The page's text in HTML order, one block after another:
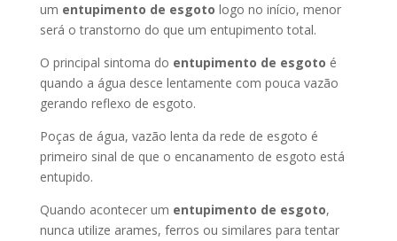
um entupimento de esgoto logo no início, menor
será o transtorno do que um entupimento total.
O principal sintoma do entupimento de esgoto é
quando a água desce lentamente com pouca vazão
gerando reflexo de esgoto.
Poças de água, vazão lenta da rede de esgoto é
primeiro sinal de que o encanamento de esgoto está
entupido.
Quando acontecer um entupimento de esgoto,
nunca utilize arames, ferros ou similares para tentar